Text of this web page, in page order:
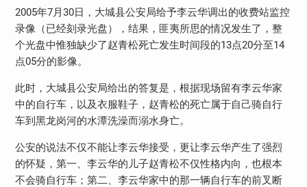
2005年7月30日，大城县公安局给予李云华调出的收费站监控
录像（已经刻录光盘），结果，匪夷所思的情况发生了，整
个光盘中惟独缺少了赵青松死亡发生时间段的13点20分至14
点05分的影像。
此时，大城县公安局给出的答复是，根据现场留有李云华家
中的自行车，以及衣服鞋子，赵青松的死亡属于自己骑自行
车到黑龙岗河的水潭洗澡而溺水身亡。
公安的说法不仅不能让李云华接受，更让李云华产生了强烈
的怀疑，第一、李云华的儿子赵青松不仅性格内向，也根本
不会骑自行车；第二、李云华家中的那一辆自行车的前叉断